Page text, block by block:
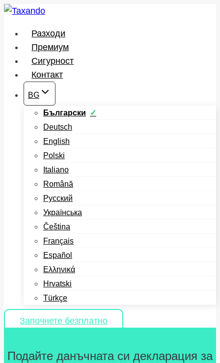
Към
Разходи
Премиум
Сигурност
Контакт
BG
Български
Deutsch
English
Polski
Italiano
Română
Русский
Українська
Čeština
Français
Español
Ελληνικά
Hrvatski
Türkçe
Започнете безплатно
Подайте данъчната си декларация за